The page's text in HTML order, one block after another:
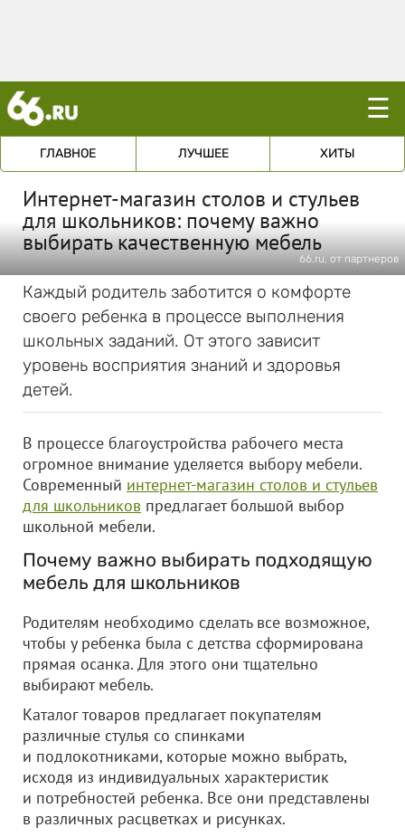
☰
ГЛАВНОЕ ЛУЧШЕЕ ХИТЫ
Интернет-магазин столов и стульев
для школьников: почему важно
выбирать качественную мебель
66.ru, от партнеров
Каждый родитель заботится о комфорте
своего ребенка в процессе выполнения
школьных заданий. От этого зависит
уровень восприятия знаний и здоровья
детей.
В процессе благоустройства рабочего места
огромное внимание уделяется выбору мебели.
Современный интернет-магазин столов и стульев
для школьников предлагает большой выбор
школьной мебели.
Почему важно выбирать подходящую
мебель для школьников
Родителям необходимо сделать все возможное,
чтобы у ребенка была с детства сформирована
прямая осанка. Для этого они тщательно
выбирают мебель.
Каталог товаров предлагает покупателям
различные стулья со спинками
и подлокотниками, которые можно выбрать,
исходя из индивидуальных характеристик
и потребностей ребенка. Все они представлены
в различных расцветках и рисунках.